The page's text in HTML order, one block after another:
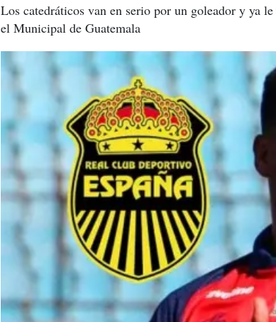
Los catedráticos van en serio por un goleador y ya
el Municipal de Guatemala